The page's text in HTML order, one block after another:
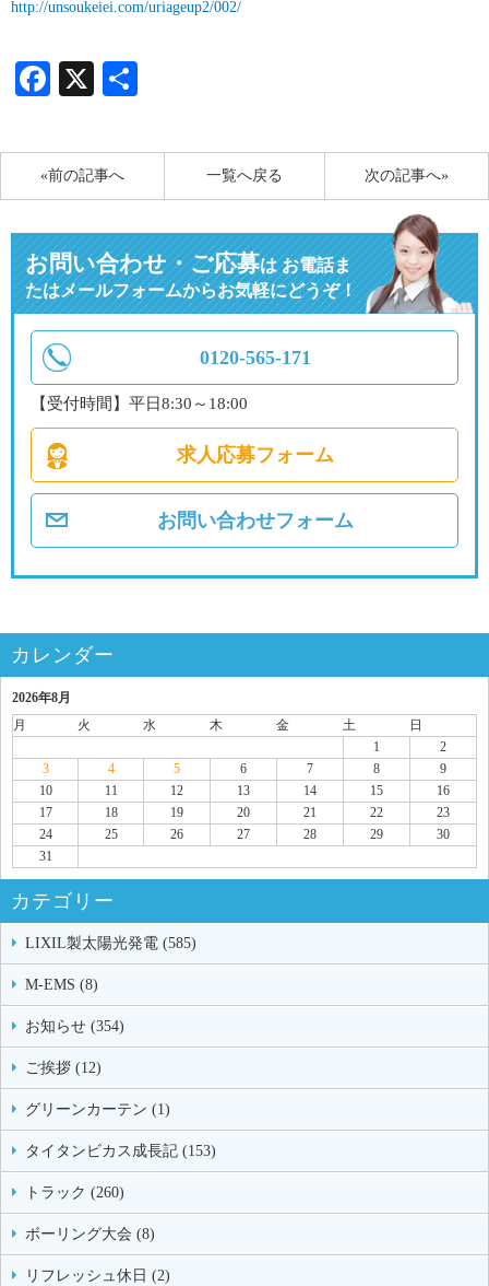
http://unsoukeiei.com/uriageup2/002/
Facebook
X
«前の記事へ 次の記事へ»
一覧へ戻る
お問い合わせ・ご応募はお電話ま
たはメールフォームからお気軽にどうぞ！
0120-565-171
【受付時間】平日8:30～18:00
求人応募フォーム
お問い合わせフォーム
カレンダー
2026年8月
月
火 水 木 金 土
日
1
2
3
4 5 6 7 8
9
10
11 12 13 14 15
16
17
18 19 20 21 22
23
24
25 26 27 28 29
30
31
カテゴリー
LIXIL製太陽光発電 (585)
M-EMS (8)
お知らせ (354)
ご挨拶 (12)
グリーンカーテン (1)
タイタンビカス成長記 (153)
トラック (260)
ボーリング大会 (8)
リフレッシュ休日 (2)